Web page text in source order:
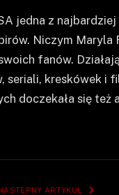
jedna z
Niczym Maryla
fanów.
seriali, kreskówek i
doczekała się też
ARTYKUŁ